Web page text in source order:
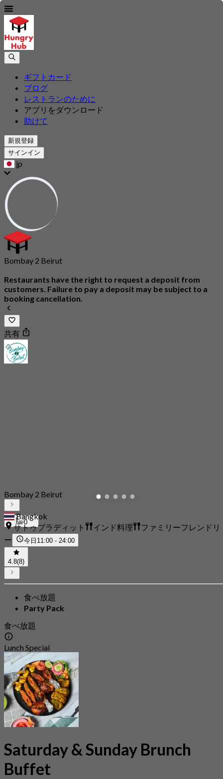
ギフトカード
ブログ
レストランのために
アプリをダウンロード
助けて
新規登録
サインイン
jp
Bombay 2 Beirut
Restaurants have the right to request a deposit from
customers. Failure to pay a deposit may be subject to a
booking cancellation.
共有
0
Bombay 2 Beirut
Bangkok
サトゥプラディット
インド料理
ファミリーフレンドリ
ー
今日 11:00 - 24:00
4.8(8)
食べ放題
Party Pack
食べ放題
Lunch Special
Saturday & Sunday Brunch
Buffet